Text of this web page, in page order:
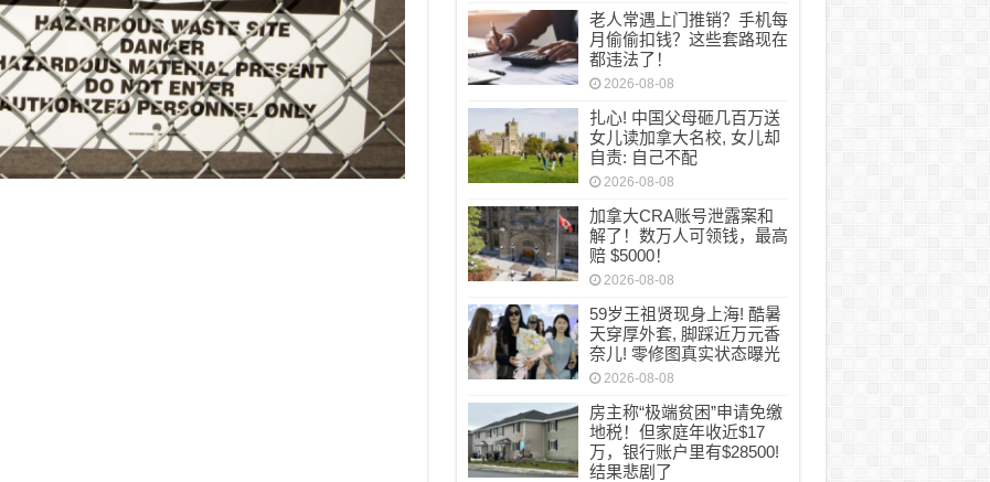
老人常遇上门推销？手机每
月偷偷扣钱？这些套路现在
都违法了！
2026-08-08
扎心! 中国父母砸几百万送
女儿读加拿大名校, 女儿却
自责: 自己不配
2026-08-08
加拿大CRA账号泄露案和
解了！数万人可领钱，最高
赔 $5000！
2026-08-08
59岁王祖贤现身上海! 酷暑
天穿厚外套, 脚踩近万元香
奈儿! 零修图真实状态曝光
2026-08-08
房主称“极端贫困”申请免缴
地税！但家庭年收近$17
万，银行账户里有$28500!
结果悲剧了